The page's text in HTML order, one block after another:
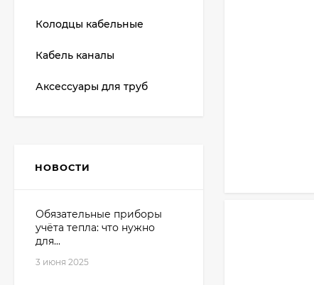
Колодцы кабельные
Кабель каналы
Аксессуары для труб
НОВОСТИ
Обязательные приборы
учёта тепла: что нужно
для...
3 июня 2025